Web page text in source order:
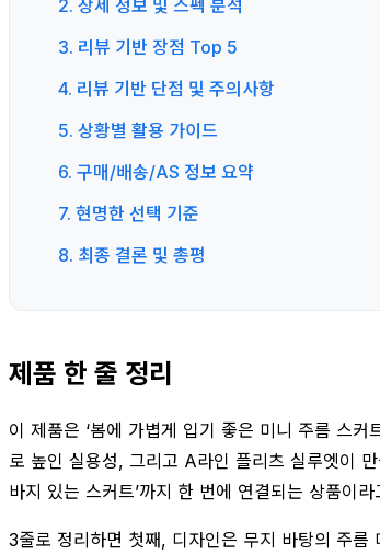
2. 상세 정보 및 스펙 분석
3. 리뷰 기반 장점 Top 5
4. 리뷰 기반 단점 및 주의사항
5. 상황별 활용 가이드
6. 구매/배송/AS 정보 요약
7. 현명한 선택 기준
8. 최종 결론 및 총평
제품 한 줄 정리
이 제품은 ‘봄에 가볍게 입기 좋은 미니 주름 스
로 높인 실용성, 그리고 A라인 플리츠 실루엣이 만
바지 있는 스커트’까지 한 번에 연결되는 상품이
3줄로 정리하면 첫째, 디자인은 무지 바탕의 주